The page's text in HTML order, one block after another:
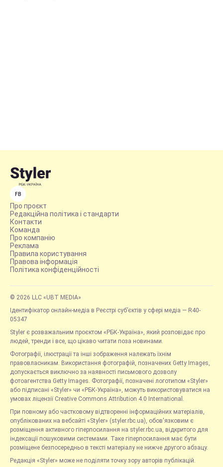
FB
Про проєкт
Редакційна політика і стандарти
Контакти
Команда
Про компанію
Реклама
Правила користування
Правова інформація
Політика конфіденційності
© 2026 LLC «UBT MEDIA»
Ідентифікатор онлайн-медіа в Реєстрі суб’єктів у сфері медіа — R40-
05347
Styler є розважальним проєктом «РБК-Україна», який розповідає про
людей, тренди і все, що цікаво читати поза новинами.
Фотографії, ілюстрації та інші зображення належать їхнім
правовласникам. Використання фотографій, позначених Getty Images,
допускається виключно за наявності письмового дозволу
фотоагентства Getty Images. Фотографії, позначені логотипом «Styler»
або підписані «Styler» чи «РБК-Україна», можуть використовуватися на
умовах ліцензії Creative Commons Attribution 4.0 International.
При повному або частковому відтворенні інформаційних матеріалів,
опублікованих на вебсайті «Styler» (styler.rbc.ua), обов'язковим є
розміщення активного гіперпосилання на styler.rbc.ua, відкритого для
індексації пошуковими системами. Таке гіперпосилання має бути
розміщене безпосередньо в тексті матеріалу не нижче другого абзацу.
Редакція «Styler» може не поділяти точку зору авторів публікацій.